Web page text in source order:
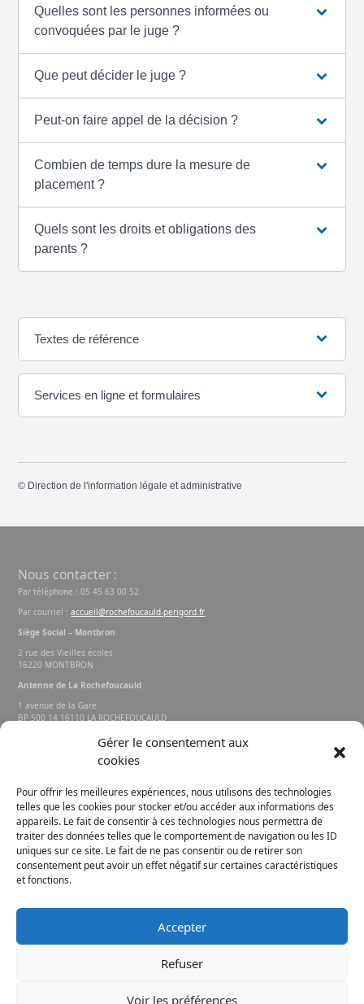
Gérer le consentement aux
cookies
Pour offrir les meilleures expériences, nous utilisons des technologies
telles que les cookies pour stocker et/ou accéder aux informations des
appareils. Le fait de consentir à ces technologies nous permettra de
traiter des données telles que le comportement de navigation ou les ID
uniques sur ce site. Le fait de ne pas consentir ou de retirer son
consentement peut avoir un effet négatif sur certaines caractéristiques
et fonctions.
Accepter
Refuser
Voir les préférences
Quelles sont les personnes informées ou
convoquées par le juge ?
Que peut décider le juge ?
Peut-on faire appel de la décision ?
Combien de temps dure la mesure de
placement ?
Quels sont les droits et obligations des
parents ?
Textes de référence
Services en ligne et formulaires
© Direction de l'information légale et administrative
Nous contacter :
Par téléphone : 05 45 63 00 52
Par courriel :accueil@rochefoucauld-perigord.fr
Siège Social – Montbron
2 rue des Vieilles écoles
16220 MONTBRON
Antenne de La Rochefoucauld
1 avenue de la Gare
BP 500 14 16110 LA ROCHEFOUCAULD